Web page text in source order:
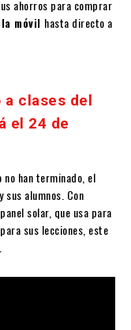
ahorros para comprar
móvil hasta directo a
a clases del
el 24 de
han terminado, el
alumnos. Con
solar, que usa para
sus lecciones, este